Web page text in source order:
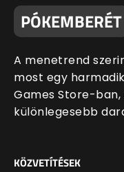
PÓKEMBERÉT
A menetrend
most egy
Games Store-ban,
különlegesebb
KÖZVETÍTÉSEK